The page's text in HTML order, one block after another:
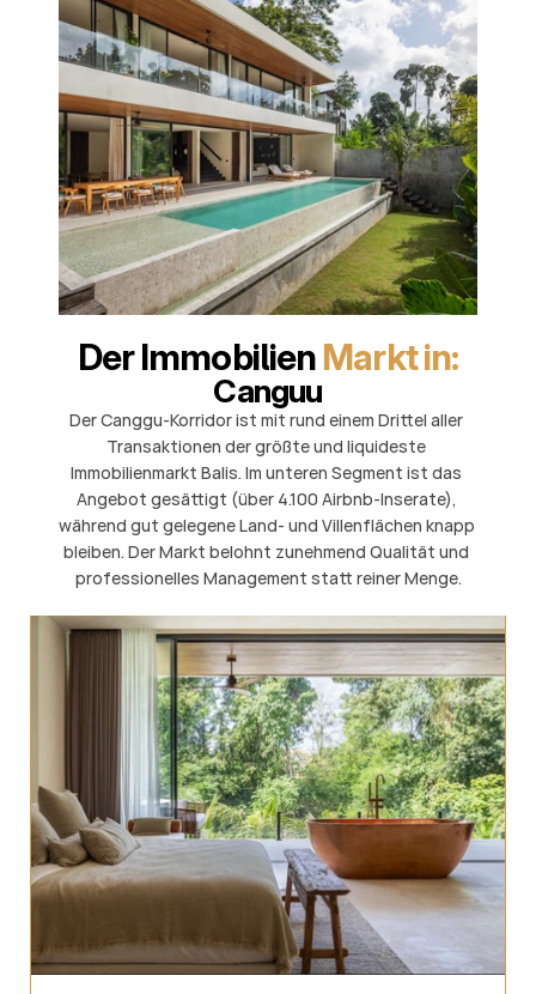
Der Immobilien Markt in:
Canguu
Der Canggu-Korridor ist mit rund einem Drittel aller
Transaktionen der größte und liquideste
Immobilienmarkt Balis. Im unteren Segment ist das
Angebot gesättigt (über 4.100 Airbnb-Inserate),
während gut gelegene Land- und Villenflächen knapp
bleiben. Der Markt belohnt zunehmend Qualität und
professionelles Management statt reiner Menge.